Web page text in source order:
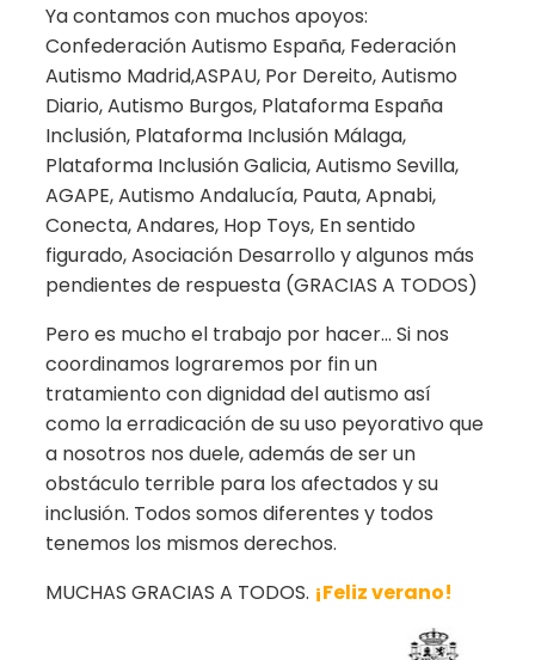
Ya contamos con muchos apoyos:
Confederación Autismo España, Federación
Autismo Madrid,ASPAU, Por Dereito, Autismo
Diario, Autismo Burgos, Plataforma España
Inclusión, Plataforma Inclusión Málaga,
Plataforma Inclusión Galicia, Autismo Sevilla,
AGAPE, Autismo Andalucía, Pauta, Apnabi,
Conecta, Andares, Hop Toys, En sentido
figurado, Asociación Desarrollo y algunos más
pendientes de respuesta (GRACIAS A TODOS)
Pero es mucho el trabajo por hacer… Si nos
coordinamos lograremos por fin un
tratamiento con dignidad del autismo así
como la erradicación de su uso peyorativo que
a nosotros nos duele, además de ser un
obstáculo terrible para los afectados y su
inclusión. Todos somos diferentes y todos
tenemos los mismos derechos.
MUCHAS GRACIAS A TODOS. ¡Feliz verano!